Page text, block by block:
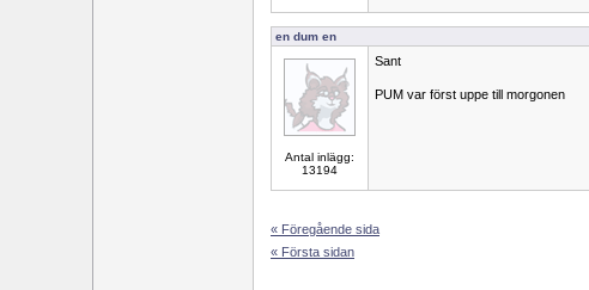
en dum en
Antal inlägg:
13194
Sant
PUM var först uppe till morgonen
« Föregående sida
« Första sidan